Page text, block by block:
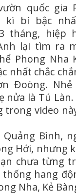
quốc gia
kì bí bậc
tháng, hiệp
lại tìm ra
Phong Nha
nhất chắc
Đoòng.
nửa là Tú
trong video
Bình,
Hới, nhưng
chưa từng
thống hang
Nha, Kẻ